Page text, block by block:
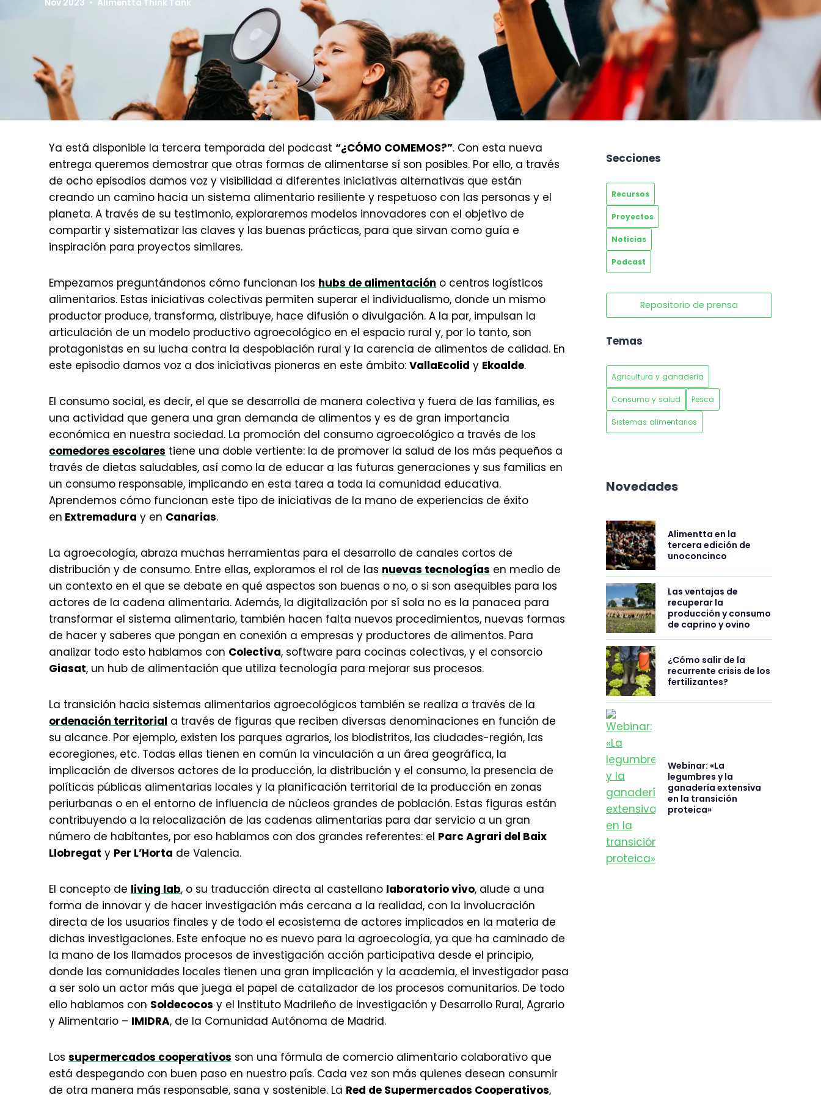
Nov 2023 Alimentta Think Tank
Ya está disponible la tercera temporada del podcast “¿CÓMO COMEMOS?”. Con esta nueva
entrega queremos demostrar que otras formas de alimentarse sí son posibles. Por ello, a través
de ocho episodios damos voz y visibilidad a diferentes iniciativas alternativas que están
creando un camino hacia un sistema alimentario resiliente y respetuoso con las personas y el
planeta. A través de su testimonio, exploraremos modelos innovadores con el objetivo de
compartir y sistematizar las claves y las buenas prácticas, para que sirvan como guía e
inspiración para proyectos similares.
Empezamos preguntándonos cómo funcionan los hubs de alimentación o centros logísticos
alimentarios. Estas iniciativas colectivas permiten superar el individualismo, donde un mismo
productor produce, transforma, distribuye, hace difusión o divulgación. A la par, impulsan la
articulación de un modelo productivo agroecológico en el espacio rural y, por lo tanto, son
protagonistas en su lucha contra la despoblación rural y la carencia de alimentos de calidad. En
este episodio damos voz a dos iniciativas pioneras en este ámbito: VallaEcolid y Ekoalde.
El consumo social, es decir, el que se desarrolla de manera colectiva y fuera de las familias, es
una actividad que genera una gran demanda de alimentos y es de gran importancia
económica en nuestra sociedad. La promoción del consumo agroecológico a través de los
comedores escolares tiene una doble vertiente: la de promover la salud de los más pequeños a
través de dietas saludables, así como la de educar a las futuras generaciones y sus familias en
un consumo responsable, implicando en esta tarea a toda la comunidad educativa.
Aprendemos cómo funcionan este tipo de iniciativas de la mano de experiencias de éxito
en Extremadura y en Canarias.
La agroecología, abraza muchas herramientas para el desarrollo de canales cortos de
distribución y de consumo. Entre ellas, exploramos el rol de las nuevas tecnologías en medio de
un contexto en el que se debate en qué aspectos son buenas o no, o si son asequibles para los
actores de la cadena alimentaria. Además, la digitalización por sí sola no es la panacea para
transformar el sistema alimentario, también hacen falta nuevos procedimientos, nuevas formas
de hacer y saberes que pongan en conexión a empresas y productores de alimentos. Para
analizar todo esto hablamos con Colectiva, software para cocinas colectivas, y el consorcio
Giasat, un hub de alimentación que utiliza tecnología para mejorar sus procesos.
La transición hacia sistemas alimentarios agroecológicos también se realiza a través de la
ordenación territorial a través de figuras que reciben diversas denominaciones en función de
su alcance. Por ejemplo, existen los parques agrarios, los biodistritos, las ciudades-región, las
ecoregiones, etc. Todas ellas tienen en común la vinculación a un área geográfica, la
implicación de diversos actores de la producción, la distribución y el consumo, la presencia de
políticas públicas alimentarias locales y la planificación territorial de la producción en zonas
periurbanas o en el entorno de influencia de núcleos grandes de población. Estas figuras están
contribuyendo a la relocalización de las cadenas alimentarias para dar servicio a un gran
número de habitantes, por eso hablamos con dos grandes referentes: el Parc Agrari del Baix
Llobregat y Per L’Horta de Valencia.
El concepto de living lab, o su traducción directa al castellano laboratorio vivo, alude a una
forma de innovar y de hacer investigación más cercana a la realidad, con la involucración
directa de los usuarios finales y de todo el ecosistema de actores implicados en la materia de
dichas investigaciones. Este enfoque no es nuevo para la agroecología, ya que ha caminado de
la mano de los llamados procesos de investigación acción participativa desde el principio,
donde las comunidades locales tienen una gran implicación y la academia, el investigador pasa
a ser solo un actor más que juega el papel de catalizador de los procesos comunitarios. De todo
ello hablamos con Soldecocos y el Instituto Madrileño de Investigación y Desarrollo Rural, Agrario
y Alimentario – IMIDRA, de la Comunidad Autónoma de Madrid.
Los supermercados cooperativos son una fórmula de comercio alimentario colaborativo que
está despegando con buen paso en nuestro país. Cada vez son más quienes desean consumir
de otra manera más responsable, sana y sostenible. La Red de Supermercados Cooperativos,
Secciones
Recursos
Proyectos
Noticias
Podcast
Repositorio de prensa
Temas
Agricultura y ganadería
Consumo y salud Pesca
Sistemas alimentarios
Novedades
Alimentta en la
tercera edición de
unoconcinco
Las ventajas de
recuperar la
producción y consumo
de caprino y ovino
¿Cómo salir de la
recurrente crisis de los
fertilizantes?
Webinar: «La
legumbres y la
ganadería extensiva
en la transición
proteica»